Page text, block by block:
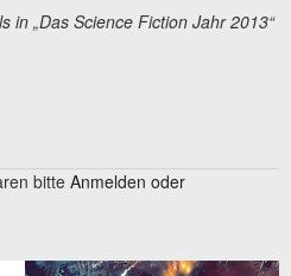
in „Das Science Fiction Jahr 2013“
bitte Anmelden oder